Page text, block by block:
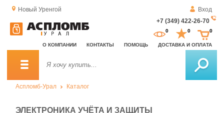
Новый Уренгой
Вход
+7 (349) 422-26-70
О КОМПАНИИ КОНТАКТЫ ПОМОЩЬ ДОСТАВКА И ОПЛАТА
0 0 0
Аспломб-Урал Каталог
ЭЛЕКТРОНИКА УЧЁТА И ЗАЩИТЫ